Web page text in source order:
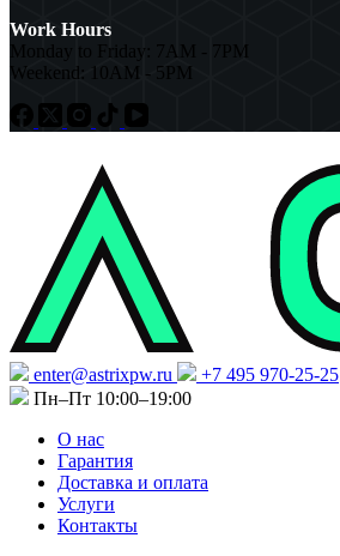
Work Hours
Monday to Friday: 7AM - 7PM
Weekend: 10AM - 5PM
enter@astrixpw.ru
+7 495 970-25-25
Пн–Пт 10:00–19:00
О нас
Гарантия
Доставка и оплата
Услуги
Контакты